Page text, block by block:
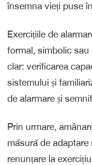
însemna vieți puse
Exercițiile de
formal, simbolic sau
clar: verificarea
sistemului și
de alarmare și
Prin urmare,
măsură de
renunțare la